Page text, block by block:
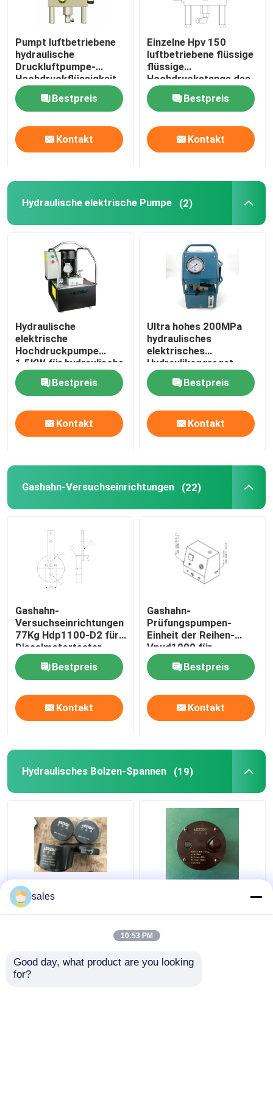
Pumpt luftbetriebene
hydraulische
Druckluftpumpe-
Hochdruckflüssigkeit
Hpv 200 Stange 1974
Bestpreis
Kontakt
Einzelne Hpv 150
luftbetriebene flüssige
flüssige
Hochdruckstange des
Pumpen-Druck-2250
Bestpreis
Kontakt
Hydraulische elektrische Pumpe (2)
Hydraulische
elektrische
Hochdruckpumpe
1.5KW für hydraulische
Arbeitsbedingungen
Bestpreis
Kontakt
Ultra hohes 200MPa
hydraulisches
elektrisches
Hydraulikaggregat
2000Bar der Pumpen-
DC220VBestpreis
Kontakt
Gashahn-Versuchseinrichtungen (22)
Gashahn-
Versuchseinrichtungen
77Kg Hdp1100-D2 für
Dieselmotortester
MCC Meb Mec M
Bestpreis
Kontakt
Gashahn-
Prüfungspumpen-
Einheit der Reihen-
Vpud1000 für
Dieselmotor MCC Meb
Mec M Bestpreis
Kontakt
Hydraulisches Bolzen-Spannen (19)
Turbos 680KN
maximales Hochwinden
Bolzen-Spannzylinder-
für
S80mecKolbenstange
sales
10:53 PM
Good day, what product are you looking
for?